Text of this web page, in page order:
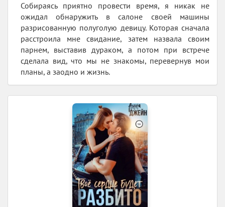
Собираясь приятно провести время, я никак не
ожидал обнаружить в салоне своей машины
разрисованную полуголую девицу. Которая сначала
расстроила мне свидание, затем назвала своим
парнем, выставив дураком, а потом при встрече
сделала вид, что мы не знакомы, перевернув мои
планы, а заодно и жизнь.